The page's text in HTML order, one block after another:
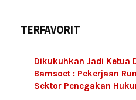
TERFAVORIT
Dikukuhkan Jadi Ketua
Bamsoet : Pekerjaan
Sektor Penegakan